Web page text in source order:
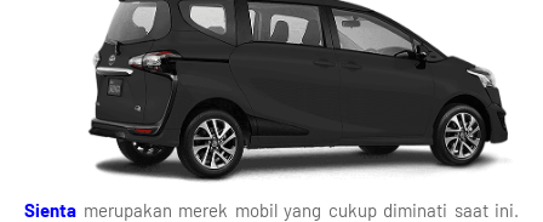
Sienta merupakan merek mobil yang cukup diminati saat ini.